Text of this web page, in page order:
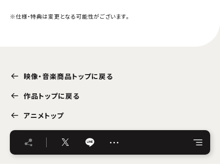
※仕様・特典は変更となる可能性がございます。
映像・音楽商品トップに戻る
作品トップに戻る
アニメトップ
…